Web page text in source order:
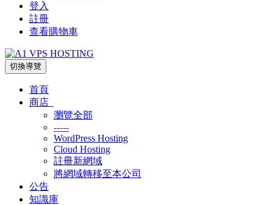
登入
註冊
查看購物車
切換導覽
首頁
商店
瀏覽全部
-----
WordPress Hosting
Cloud Hosting
註冊新網域
將網域轉移至本公司
公告
知識庫